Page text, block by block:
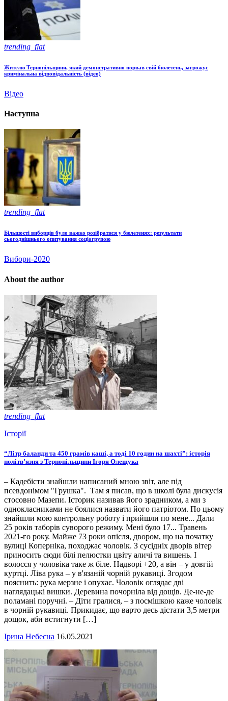
trending_flat
Жителю Тернопільщини, який демонстративно порвав свій бюлетень, загрожує
кримінальна відповідальність (відео)
Відео
Наступна
trending_flat
Більшості виборців було важко розібратися у бюлетенях: результати
сьогоднішнього опитування соціогрупою
Вибори-2020
About the author
trending_flat
Історії
“Літр баланди та 450 грамів каші, а тоді 10 годин на шахті”: історія
політв’язня з Тернопільщини Ігоря Олещука
– Кадебісти знайшли написаний мною звіт, але під
псевдонімом "Грушка". Там я писав, що в школі була дискусія
стосовно Мазепи. Історик називав його зрадником, а ми з
однокласниками не боялися назвати його патріотом. По цьому
знайшли мою контрольну роботу і прийшли по мене... Дали
25 років таборів суворого режиму. Мені було 17... Травень
2021-го року. Майже 73 роки опісля, двором, що на початку
вулиці Коперніка, походжає чоловік. З сусідніх дворів вітер
приносить сюди білі пелюстки цвіту аличі та вишень. І
волосся у чоловіка таке ж біле. Надворі +20, а він – у довгій
куртці. Ліва рука – у в'язаній чорній рукавиці. Згодом
пояснить: рука мерзне і опухає. Чоловік оглядає дві
наглядацькі вишки. Деревина почорніла від дощів. Де-не-де
поламані поручні. – Діти гралися, – з посмішкою каже чоловік
в чорній рукавиці. Прикидає, що варто десь дістати 3,5 метри
дощок, аби встигнути […]
Ірина Небесна 16.05.2021